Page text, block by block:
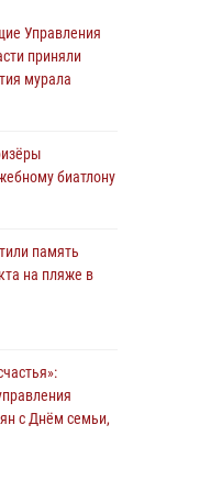
с
работу
лагерях
в
крупной
владельцев
Управления
приняли
мурала
биатлону
память
на пляже в
с Днём семьи,